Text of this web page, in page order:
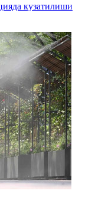
кузатилиши